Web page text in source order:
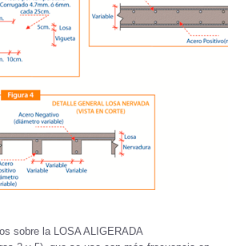
sobre la LOSA ALIGERADA